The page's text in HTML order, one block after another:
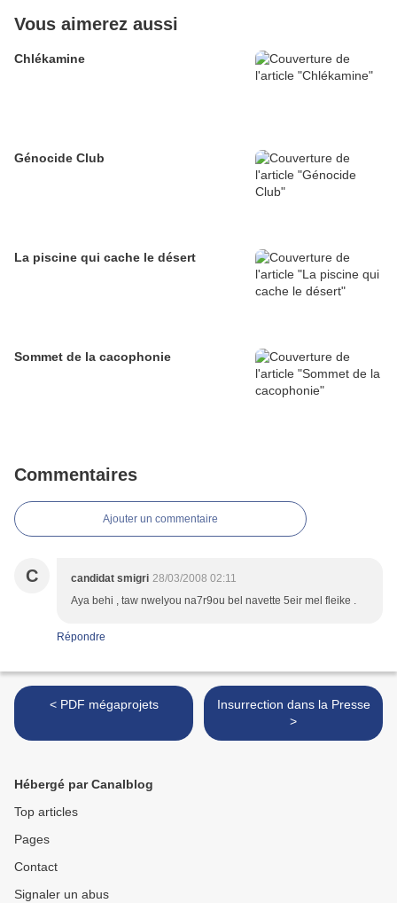
Vous aimerez aussi
Chlékamine
Génocide Club
La piscine qui cache le désert
Sommet de la cacophonie
Commentaires
Ajouter un commentaire
C candidat smigri 28/03/2008 02:11
Aya behi , taw nwelyou na7r9ou bel navette 5eir mel fleike .
Répondre
< PDF mégaprojets
Insurrection dans la Presse
>
Hébergé par Canalblog
Top articles
Pages
Contact
Signaler un abus